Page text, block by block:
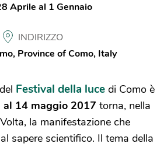
Aprile al 1 Gennaio
INDIRIZZO
Province of Como, Italy
Festival della luce di Como è
al 14 maggio 2017 torna, nella
la manifestazione che
sapere scientifico. Il tema della